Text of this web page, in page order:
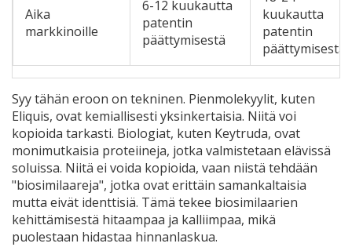
Aika
markkinoille
6-12 kuukautta
patentin
päättymisestä
kuukautta
patentin
päättymisestä
Syy tähän eroon on tekninen. Pienmolekyylit, kuten
Eliquis, ovat kemiallisesti yksinkertaisia. Niitä voi
kopioida tarkasti. Biologiat, kuten Keytruda, ovat
monimutkaisia proteiineja, jotka valmistetaan elävissä
soluissa. Niitä ei voida kopioida, vaan niistä tehdään
"biosimilaareja", jotka ovat erittäin samankaltaisia
mutta eivät identtisiä. Tämä tekee biosimilaarien
kehittämisestä hitaampaa ja kalliimpaa, mikä
puolestaan hidastaa hinnanlaskua.